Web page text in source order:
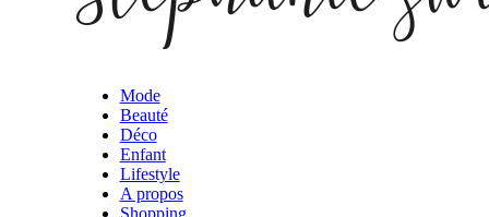
Mode
Beauté
Déco
Enfant
Lifestyle
A propos
Shopping